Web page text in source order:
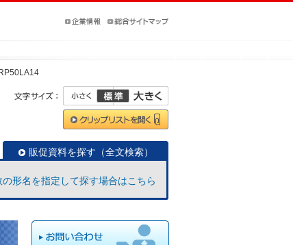
販促資料を探す（全文検索）
の形名を指定して探す場合はこちら